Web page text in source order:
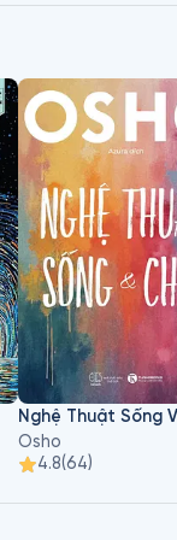
Nghệ Thuật Sống
Osho
4.8(64)